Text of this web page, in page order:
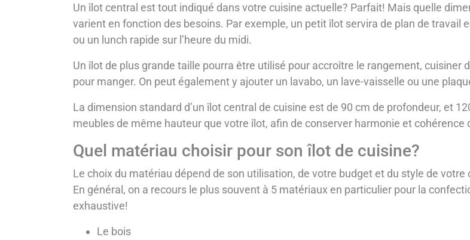
Un îlot central est tout indiqué dans votre cuisine actuelle? Parfait! Mais quelle
varient en fonction des besoins. Par exemple, un petit îlot servira de plan de travail
ou un lunch rapide sur l’heure du midi.
Un îlot de plus grande taille pourra être utilisé pour accroître le rangement, cuisiner
pour manger. On peut également y ajouter un lavabo, un lave-vaisselle ou une
La dimension standard d’un îlot central de cuisine est de 90 cm de profondeur, et
meubles de même hauteur que votre îlot, afin de conserver harmonie et cohérence
Quel matériau choisir pour son îlot de cuisine?
Le choix du matériau dépend de son utilisation, de votre budget et du style de votre
En général, on a recours le plus souvent à 5 matériaux en particulier pour la
exhaustive!
Le bois